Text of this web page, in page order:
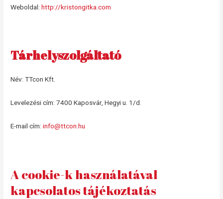
Weboldal:http://kristongitka.com
Tárhelyszolgáltató
Név: TTcon Kft.
Levelezési cím: 7400 Kaposvár, Hegyi u. 1/d.
E-mail cím:info@ttcon.hu
A cookie-k használatával
kapcsolatos tájékoztatás